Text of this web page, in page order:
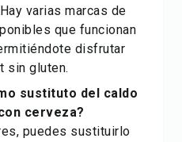
varias marcas de
que funcionan
disfrutar
sin gluten.
sustituto del caldo
cerveza?
puedes sustituirlo